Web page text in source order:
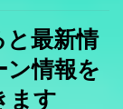
最新情
ン情報を
ます